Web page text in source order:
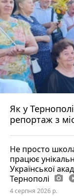
Як у
репортаж з
Не просто
працює
Української
Тернополі photo_camera
4 серпня 2026 р.